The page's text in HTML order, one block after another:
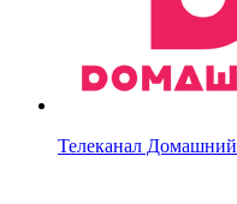
Телеканал Домашний